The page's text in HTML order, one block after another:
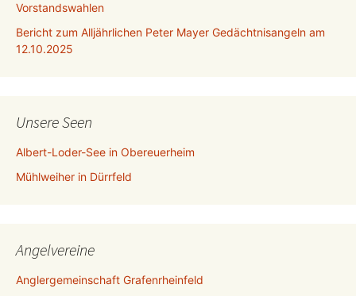
Vorstandswahlen
Bericht zum Alljährlichen Peter Mayer Gedächtnisangeln am
12.10.2025
Unsere Seen
Albert-Loder-See in Obereuerheim
Mühlweiher in Dürrfeld
Angelvereine
Anglergemeinschaft Grafenrheinfeld